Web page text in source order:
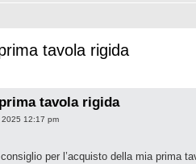
tavola rigida
tavola rigida
2025 12:17 pm
per l’acquisto della mia prima